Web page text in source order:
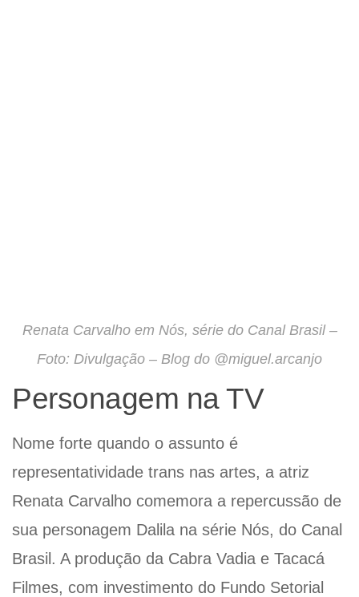
Renata Carvalho em Nós, série do Canal Brasil –
Foto: Divulgação – Blog do @miguel.arcanjo
Personagem na TV
Nome forte quando o assunto é
representatividade trans nas artes, a atriz
Renata Carvalho comemora a repercussão de
sua personagem Dalila na série Nós, do Canal
Brasil. A produção da Cabra Vadia e Tacacá
Filmes, com investimento do Fundo Setorial